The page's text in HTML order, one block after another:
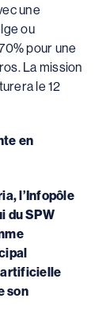
une
ou
pour une
La mission
le 12
en
l’Infopôle
du SPW
artificielle
son